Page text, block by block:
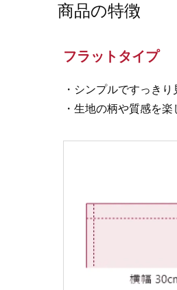
商品の特徴
フラットタイプ
・シンプルですっきり
・生地の柄や質感を楽